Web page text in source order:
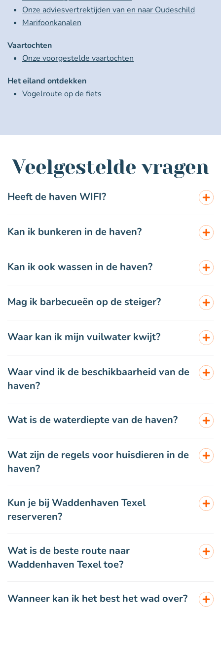
Onze adviesvertrektijden van en naar Oudeschild
Marifoonkanalen
Vaartochten
Onze voorgestelde vaartochten
Het eiland ontdekken
Vogelroute op de fiets
Veelgestelde vragen
Heeft de haven WIFI?
Kan ik bunkeren in de haven?
Kan ik ook wassen in de haven?
Mag ik barbecueën op de steiger?
Waar kan ik mijn vuilwater kwijt?
Waar vind ik de beschikbaarheid van de
haven?
Wat is de waterdiepte van de haven?
Wat zijn de regels voor huisdieren in de
haven?
Kun je bij Waddenhaven Texel
reserveren?
Wat is de beste route naar
Waddenhaven Texel toe?
Wanneer kan ik het best het wad over?